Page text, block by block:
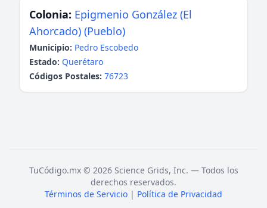
Colonia: Epigmenio González (El
Ahorcado) (Pueblo)
Municipio: Pedro Escobedo
Estado: Querétaro
Códigos Postales: 76723
TuCódigo.mx © 2026 Science Grids, Inc. — Todos los
derechos reservados.
Términos de Servicio | Política de Privacidad